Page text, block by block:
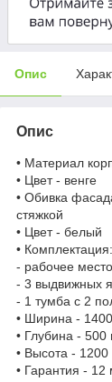
Опис
Опис
• Материал
• Цвет - венге
• Обивка
стяжкой
• Цвет - белый
• Комплектация:
- рабочее
- 3 выдвижных
- 1 тумба с 2
• Ширина -
• Глубина - 500
• Высота -
• Гарантия - 12